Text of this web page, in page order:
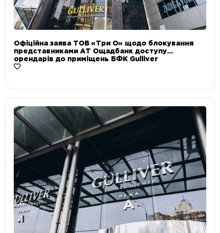
Офіційна заява ТОВ «Три О» щодо блокування
представниками АТ Ощадбанк доступу
орендарів до приміщень БФК Gulliver